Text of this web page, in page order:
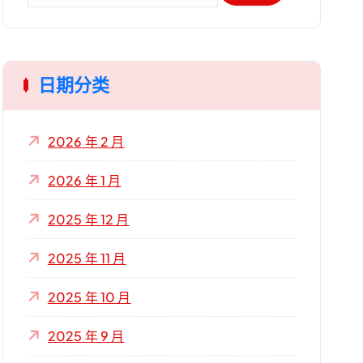
日期分类
2026 年 2 月
2026 年 1 月
2025 年 12 月
2025 年 11 月
2025 年 10 月
2025 年 9 月